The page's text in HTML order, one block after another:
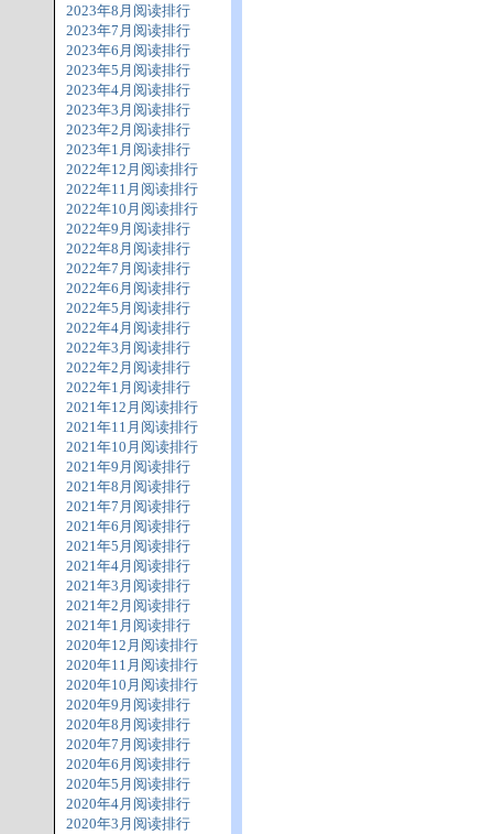
2023年8月阅读排行
2023年7月阅读排行
2023年6月阅读排行
2023年5月阅读排行
2023年4月阅读排行
2023年3月阅读排行
2023年2月阅读排行
2023年1月阅读排行
2022年12月阅读排行
2022年11月阅读排行
2022年10月阅读排行
2022年9月阅读排行
2022年8月阅读排行
2022年7月阅读排行
2022年6月阅读排行
2022年5月阅读排行
2022年4月阅读排行
2022年3月阅读排行
2022年2月阅读排行
2022年1月阅读排行
2021年12月阅读排行
2021年11月阅读排行
2021年10月阅读排行
2021年9月阅读排行
2021年8月阅读排行
2021年7月阅读排行
2021年6月阅读排行
2021年5月阅读排行
2021年4月阅读排行
2021年3月阅读排行
2021年2月阅读排行
2021年1月阅读排行
2020年12月阅读排行
2020年11月阅读排行
2020年10月阅读排行
2020年9月阅读排行
2020年8月阅读排行
2020年7月阅读排行
2020年6月阅读排行
2020年5月阅读排行
2020年4月阅读排行
2020年3月阅读排行